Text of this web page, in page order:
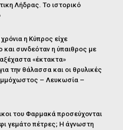
Λήδρας. Το ιστορικό
η Κύπρος είχε
και συνδεόταν η ύπαιθρος με
«έκτακτα»
την θάλασσα και οι θρυλικές
– Λευκωσία –
του Φαρμακά προσεύχονται
γεμάτο πέτρες; Η άγνωστη